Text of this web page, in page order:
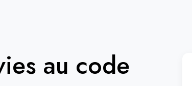
au code